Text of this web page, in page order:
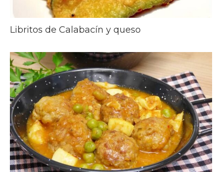
Libritos de Calabacín y queso